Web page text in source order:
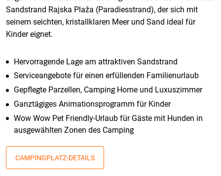
Sandstrand Rajska Plaža (Paradiesstrand), der sich mit
seinem seichten, kristallklaren Meer und Sand ideal für
Kinder eignet.
Hervorragende Lage am attraktiven Sandstrand
Serviceangebote für einen erfüllenden Familienurlaub
Gepflegte Parzellen, Camping Home und Luxuszimmer
Ganztägiges Animationsprogramm für Kinder
Wow Wow Pet Friendly-Urlaub für Gäste mit Hunden in
ausgewählten Zonen des Camping
CAMPINGPLATZ-DETAILS